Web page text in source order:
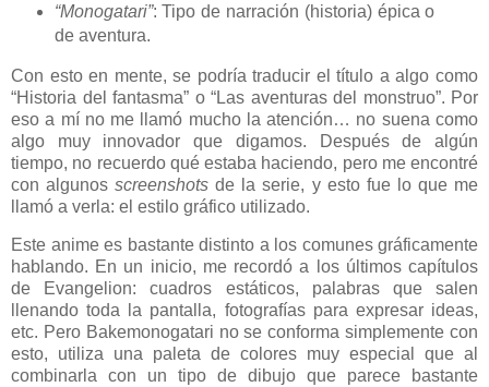
“Monogatari”: Tipo de narración (historia) épica o
de aventura.
Con esto en mente, se podría traducir el título a algo como
“Historia del fantasma” o “Las aventuras del monstruo”. Por
eso a mí no me llamó mucho la atención… no suena como
algo muy innovador que digamos. Después de algún
tiempo, no recuerdo qué estaba haciendo, pero me encontré
con algunosscreenshots de la serie, y esto fue lo que me
llamó a verla: el estilo gráfico utilizado.
Este anime es bastante distinto a los comunes gráficamente
hablando. En un inicio, me recordó a los últimos capítulos
de Evangelion: cuadros estáticos, palabras que salen
llenando toda la pantalla, fotografías para expresar ideas,
etc. Pero Bakemonogatari no se conforma simplemente con
esto, utiliza una paleta de colores muy especial que al
combinarla con un tipo de dibujo que parece bastante